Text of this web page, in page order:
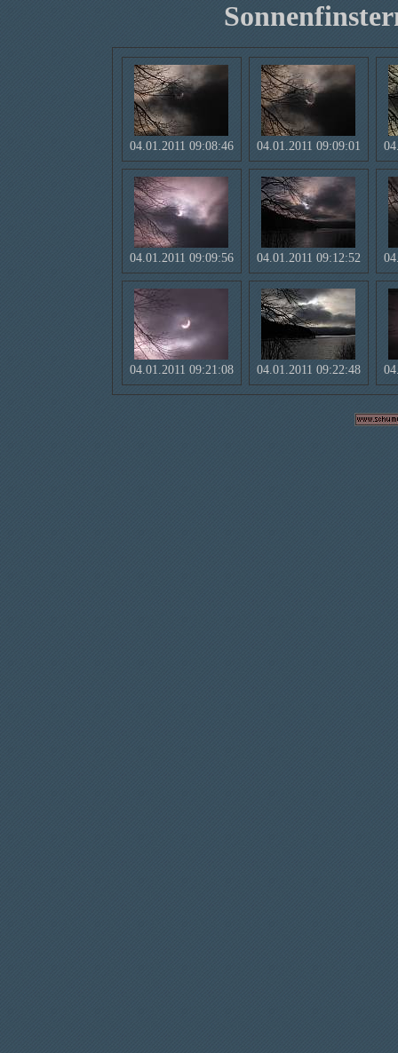
04.01.2011 09:08:46 04.01.2011 09:09:01
04.01.2011 09:09:56 04.01.2011 09:12:52
04.01.2011 09:21:08 04.01.2011 09:22:48